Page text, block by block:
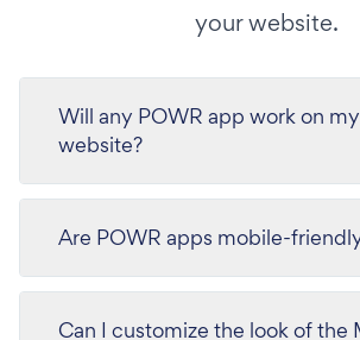
your website.
Will any POWR app work on
website?
Are POWR apps mobile-
Can I customize the look of the